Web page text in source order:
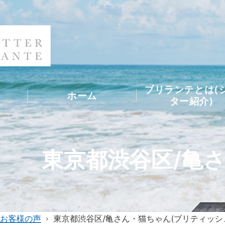
東京都渋谷区/亀
ホーム
お客様の声 東京都渋谷区/亀さん・猫ちゃん(ブリティッ
ホーム
ブリランテとは(
ター紹介)